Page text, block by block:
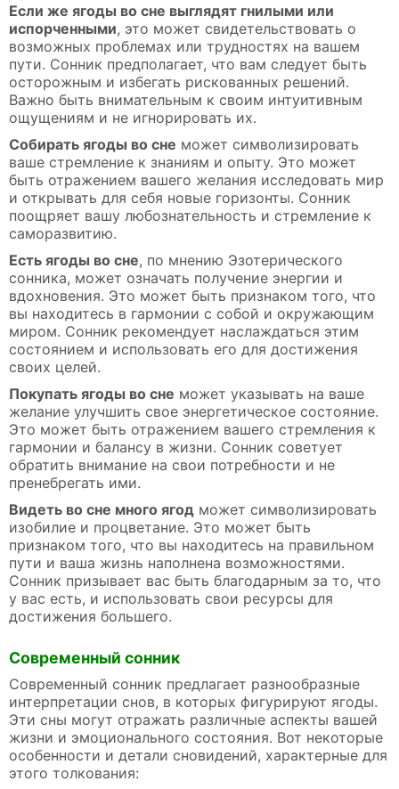
Если же ягоды во сне выглядят гнилыми или
испорченными, это может свидетельствовать о
возможных проблемах или трудностях на вашем
пути. Сонник предполагает, что вам следует быть
осторожным и избегать рискованных решений.
Важно быть внимательным к своим интуитивным
ощущениям и не игнорировать их.
Собирать ягоды во сне может символизировать
ваше стремление к знаниям и опыту. Это может
быть отражением вашего желания исследовать мир
и открывать для себя новые горизонты. Сонник
поощряет вашу любознательность и стремление к
саморазвитию.
Есть ягоды во сне, по мнению Эзотерического
сонника, может означать получение энергии и
вдохновения. Это может быть признаком того, что
вы находитесь в гармонии с собой и окружающим
миром. Сонник рекомендует наслаждаться этим
состоянием и использовать его для достижения
своих целей.
Покупать ягоды во сне может указывать на ваше
желание улучшить свое энергетическое состояние.
Это может быть отражением вашего стремления к
гармонии и балансу в жизни. Сонник советует
обратить внимание на свои потребности и не
пренебрегать ими.
Видеть во сне много ягод может символизировать
изобилие и процветание. Это может быть
признаком того, что вы находитесь на правильном
пути и ваша жизнь наполнена возможностями.
Сонник призывает вас быть благодарным за то, что
у вас есть, и использовать свои ресурсы для
достижения большего.
Современный сонник
Современный сонник предлагает разнообразные
интерпретации снов, в которых фигурируют ягоды.
Эти сны могут отражать различные аспекты вашей
жизни и эмоционального состояния. Вот некоторые
особенности и детали сновидений, характерные для
этого толкования: